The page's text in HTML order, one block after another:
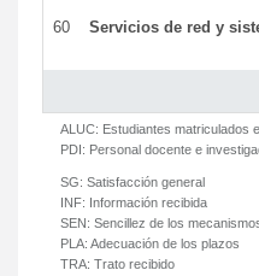
60 Servicios de red y
ALUC: Estudiantes matriculados
PDI: Personal docente e
SG: Satisfacción general
INF: Información recibida
SEN: Sencillez de los
PLA: Adecuación de los plazos
TRA: Trato recibido